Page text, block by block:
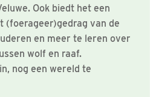
Ook biedt het een
(foerageer)gedrag van de
en meer te leren over
wolf en raaf.
nog een wereld te